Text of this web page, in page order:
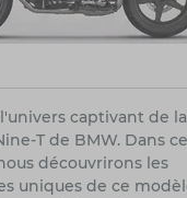
captivant de
T de BMW. Dans
découvrirons les
uniques de ce